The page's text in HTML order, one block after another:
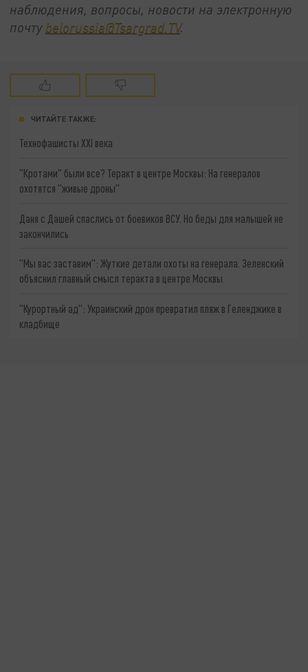
наблюдения, вопросы, новости на электронную
почту belorussia@Tsargrad.TV.
ЧИТАЙТЕ ТАКЖЕ:
Технофашисты XXI века
"Кротами" были все? Теракт в центре Москвы: На генералов
охотятся "живые дроны"
Даня с Дашей спаслись от боевиков ВСУ. Но беды для малышей не
закончились
"Мы вас заставим": Жуткие детали охоты на генерала. Зеленский
объяснил главный смысл теракта в центре Москвы
"Курортный ад": Украинский дрон превратил пляж в Геленджике в
кладбище